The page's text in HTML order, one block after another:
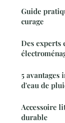
Guide
curage
Des experts
5 avantages
d'eau de
Accessoire
durable